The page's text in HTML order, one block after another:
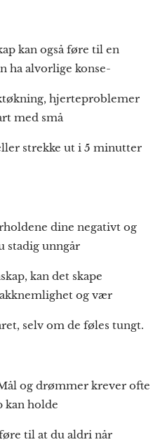
kan også føre til en
ha alvorlige konse-
hjerteproblemer
med små
strekke ut i 5 minutter
dine negativt og
stadig unngår
kan det skape
og vær
selv om de føles tungt.
og drømmer krever ofte
kan holde
til at du aldri når